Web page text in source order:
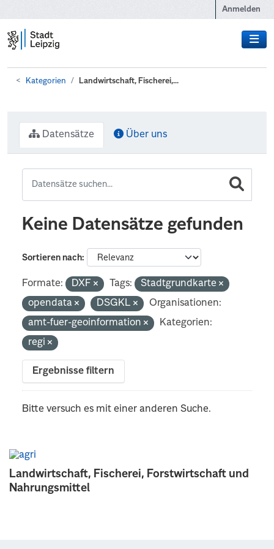
Anmelden
Kategorien Landwirtschaft, Fischerei,...
Landwirtschaft, Fischerei, Forstwirtschaft und
Nahrungsmittel
Datensätze Über uns
Keine Datensätze gefunden
Sortieren nach
Formate: DXF Tags:
Stadtgrundkarte
opendata
DSGKL
Organisationen:
amt-fuer-geoinformation
Kategorien:
regi
Ergebnisse filtern
Bitte versuch es mit einer anderen Suche.